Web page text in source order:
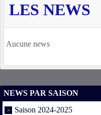
LES NEWS
Aucune news
NEWS PAR SAISON
Saison 2024-2025